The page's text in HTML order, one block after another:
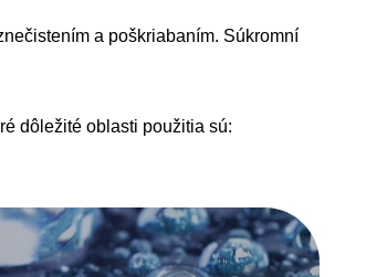
a poškriabaním. Súkromní
dôležité oblasti použitia sú: